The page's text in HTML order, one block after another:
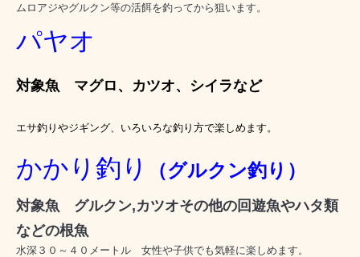
ムロアジやグルクン等の活餌を釣ってから狙います。
パヤオ
対象魚 マグロ、カツオ、シイラなど
エサ釣りやジギング、いろいろな釣り方で楽しめます。
かかり釣り （グルクン釣り）
対象魚 グルクン,カツオその他の回遊魚やハタ類
などの根魚
水深３０～４０メートル 女性や子供でも気軽に楽しめます。